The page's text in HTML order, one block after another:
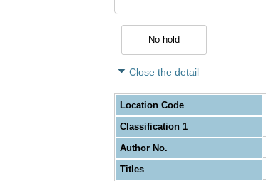
No hold
Close the detail
Location Code
Classification 1
Author No.
Titles